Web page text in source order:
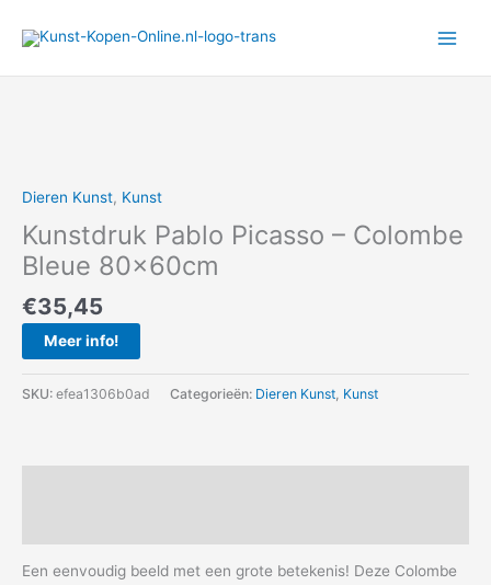
naar
Dieren Kunst, Kunst
Kunstdruk Pablo Picasso – Colombe
Bleue 80x60cm
€35,45
Meer info!
SKU: efea1306b0ad Categorieën: Dieren Kunst Kunst
Een eenvoudig beeld met een grote betekenis! Deze Colombe